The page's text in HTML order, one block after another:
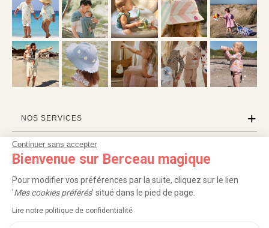
Continuer sans accepter
Bienvenue sur Berceau magique
Pour modifier vos préférences par la suite, cliquez sur le lien
'Mes cookies préférés' situé dans le pied de page.
Lire notre politique de confidentialité
NOS SERVICES
INFORMATIONS
PROFESSIONNELS